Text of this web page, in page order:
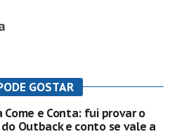
GOSTAR
Come e Conta: fui provar o
Outback e conto se vale a